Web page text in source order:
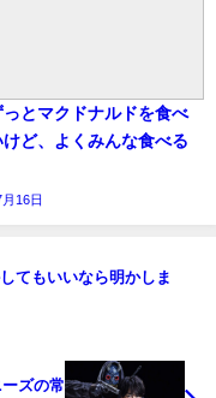
っとマクドナルドを食べ
ど、よくみんな食べる
16日
てもいいなら明かしま
ズの常